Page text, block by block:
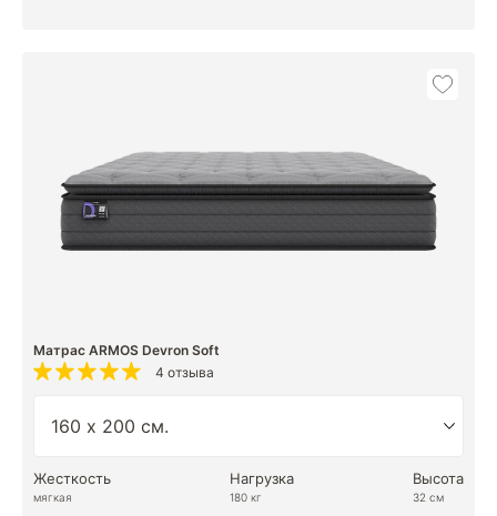
Матрас ARMOS Devron Soft
4 отзыва
Жесткость
мягкая
Нагрузка
180 кг
Высота
32 см